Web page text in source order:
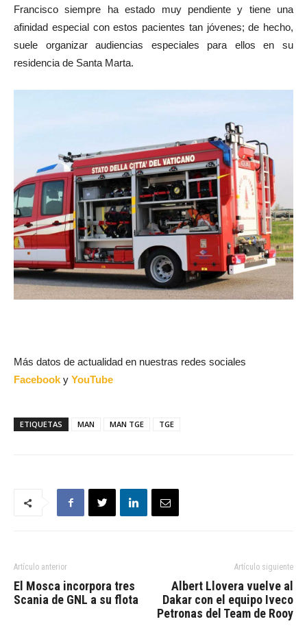
Francisco siempre ha estado muy pendiente y tiene una
afinidad especial con estos pacientes tan jóvenes; de hecho,
suele organizar audiencias especiales para ellos en su
residencia de Santa Marta.
Más datos de actualidad en nuestras redes sociales
Facebooky YouTube
ETIQUETAS MAN MAN TGE TGE
Artículo anterior
El Mosca incorpora tres
Scania de GNL a su flota
Artículo siguiente
Albert Llovera vuelve al
Dakar con el equipo Iveco
Petronas del Team de Rooy